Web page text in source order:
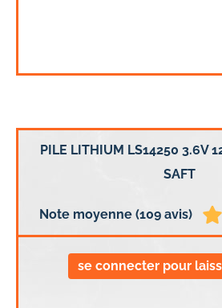
PILE LITHIUM LS14250 3.6V
SAFT
Note moyenne (109 avis)
se connecter pour